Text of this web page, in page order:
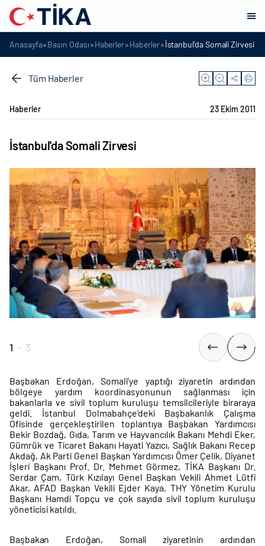
Anasayfa»Basın Odası»Haberler»Haberler»İstanbul'da Somali Zirvesi
Tüm Haberler
Haberler 23 Ekim 2011
İstanbul'da Somali Zirvesi
1 - 3
Başbakan Erdoğan, Somali’ye yaptığı ziyaretin ardından
bölgeye yardım koordinasyonunun sağlanması için
bakanlarla ve sivil toplum kuruluşu temsilcileriyle biraraya
geldi. İstanbul Dolmabahçe’deki Başbakanlık Çalışma
Ofisinde gerçekleştirilen toplantıya Başbakan Yardımcısı
Bekir Bozdağ, Gıda, Tarım ve Hayvancılık Bakanı Mehdi Eker,
Gümrük ve Ticaret Bakanı Hayati Yazıcı, Sağlık Bakanı Recep
Akdağ, Ak Parti Genel Başkan Yardımcısı Ömer Çelik, Diyanet
İşleri Başkanı Prof. Dr. Mehmet Görmez, TİKA Başkanı Dr.
Serdar Çam, Türk Kızılayı Genel Başkan Vekili Ahmet Lütfi
Akar, AFAD Başkan Vekili Ejder Kaya, THY Yönetim Kurulu
Başkanı Hamdi Topçu ve çok sayıda sivil toplum kuruluşu
yöneticisi katıldı.
Başbakan Erdoğan, Somali ziyaretinin ardından